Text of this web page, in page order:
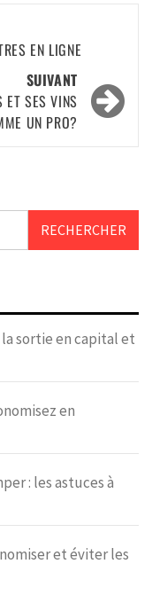
EN LIGNE
SUIVANT
ET SES VINS
UN PRO?
sortie en capital et
en
: les astuces à
et éviter les